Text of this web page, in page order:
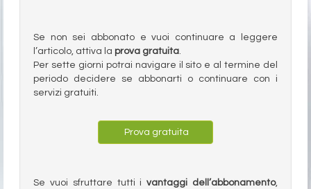
Se non sei abbonato e vuoi continuare a leggere
l’articolo, attiva la prova gratuita.
Per sette giorni potrai navigare il sito e al termine del
periodo decidere se abbonarti o continuare con i
servizi gratuiti.
Prova gratuita
Se vuoi sfruttare tutti ivantaggi dell’abbonamento,